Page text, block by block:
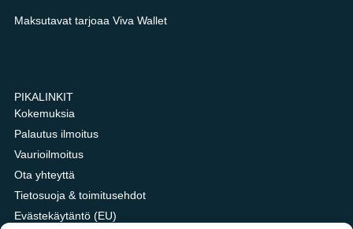
Maksutavat tarjoaa Viva Wallet
PIKALINKIT
Kokemuksia
Palautus ilmoitus
Vaurioilmoitus
Ota yhteyttä
Tietosuoja & toimitusehdot
Evästekäytäntö (EU)